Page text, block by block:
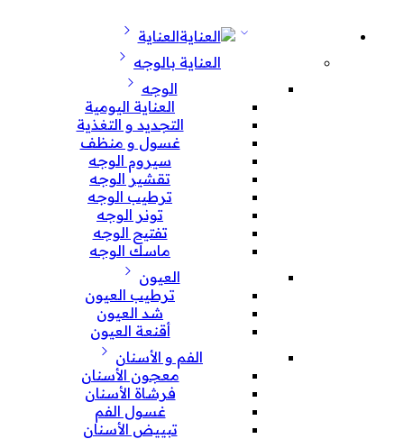
العناية
العناية بالوجه
الوجه
العناية اليومية
التجديد و التغذية
غسول و منظف
سيروم الوجه
تقشير الوجه
ترطيب الوجه
تونر الوجه
تفتيح الوجه
ماسك الوجه
العيون
ترطيب العيون
شد العيون
أقنعة العيون
الفم و الأسنان
معجون الأسنان
فرشاة الأسنان
غسول الفم
تبييض الأسنان